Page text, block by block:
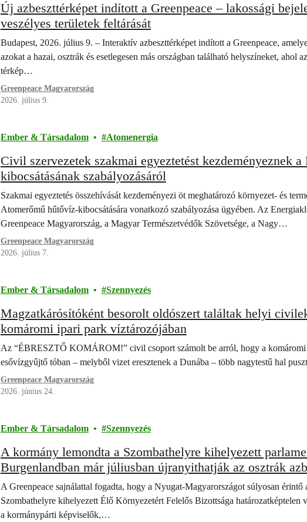
Új azbeszttérképet indított a Greenpeace – lakossági
veszélyes területek feltárását
Budapest, 2026. július 9. – Interaktív azbeszttérképet indított a Greenpeace,
azokat a hazai, osztrák és esetlegesen más országban található helyszíneket, ahol
térkép…
Greenpeace Magyarország
2026. július 9.
Ember & Társadalom Atomenergia
Civil szervezetek szakmai egyeztetést kezdeményeznek
kibocsátásának szabályozásáról
Szakmai egyeztetés összehívását kezdeményezi öt meghatározó környezet- és
Atomerőmű hűtővíz-kibocsátására vonatkozó szabályozása ügyében. Az
Greenpeace Magyarország, a Magyar Természetvédők Szövetsége, a Nagy…
Greenpeace Magyarország
2026. július 7.
Ember & Társadalom Szennyezés
Magzatkárósítóként besorolt oldószert találtak helyi
komáromi ipari park víztározójában
Az “ÉBRESZTŐ KOMÁROM!” civil csoport számolt be arról, hogy a komáromi
esővízgyűjtő tóban – melyből vizet eresztenek a Dunába – több nagytestű hal
Greenpeace Magyarország
2026. június 24.
Ember & Társadalom Szennyezés
A kormány lemondta a Szombathelyre kihelyezett
Burgenlandban már júliusban újranyithatják az osztrák
A Greenpeace sajnálattal fogadta, hogy a Nyugat-Magyarországot súlyosan érintő
Szombathelyre kihelyezett Élő Környezetért Felelős Bizottsága határozatképtelen
a kormánypárti képviselők,…